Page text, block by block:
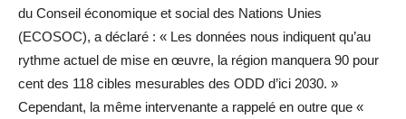
du Conseil économique et social des Nations Unies
(ECOSOC), a déclaré : « Les données nous indiquent qu’au
rythme actuel de mise en œuvre, la région manquera 90 pour
cent des 118 cibles mesurables des ODD d’ici 2030. »
Cependant, la même intervenante a rappelé en outre que «